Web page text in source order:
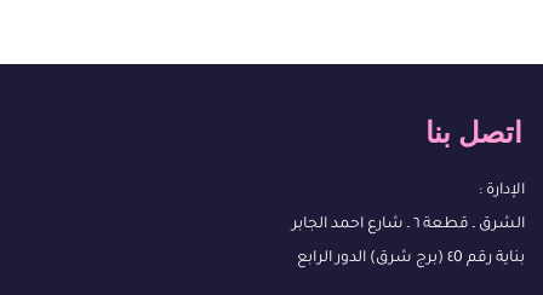
اتصل بنا
الإدارة :
الشرق ـ قطعة ٦ ـ شارع احمد الجابر
بناية رقم ٤0 (برج شرق) الدور الرابع